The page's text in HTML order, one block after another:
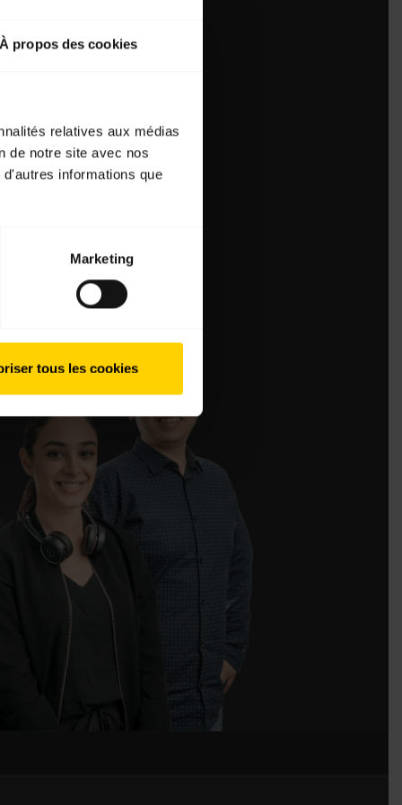
À propos des cookies
relatives aux médias
de notre site avec nos
informations que
Marketing
tous les cookies